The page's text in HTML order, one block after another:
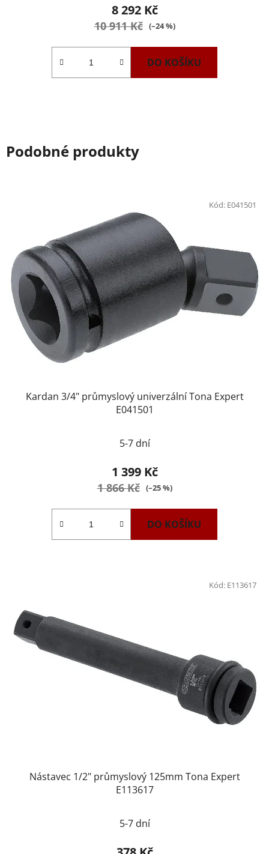
8 292 Kč
10 911 Kč (–24 %)
DO KOŠÍKU
Podobné produkty
Kardan 3/4" průmyslový univerzální Tona Expert
E041501
5-7 dní
1 399 Kč
1 866 Kč (–25 %)
DO KOŠÍKU
Kód: E041501
Nástavec 1/2" průmyslový 125mm Tona Expert
E113617
5-7 dní
Kód: E113617